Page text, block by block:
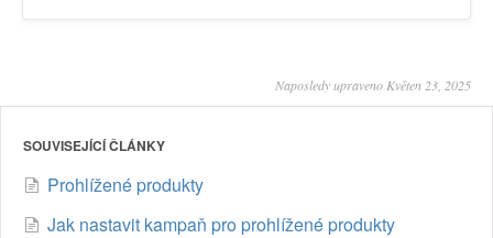
Naposledy upraveno Květen 23, 2025
SOUVISEJÍCÍ ČLÁNKY
Prohlížené produkty
Jak nastavit kampaň pro prohlížené produkty